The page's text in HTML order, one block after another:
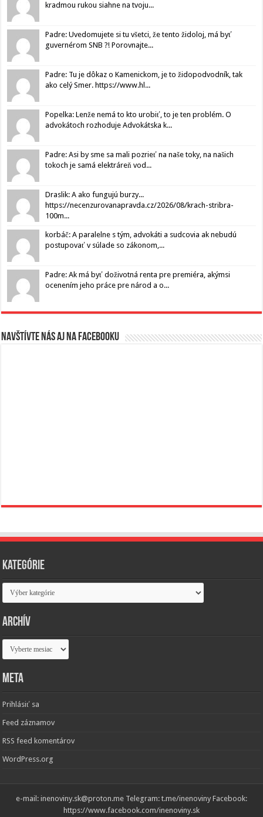
kradmou rukou siahne na tvoju...
Padre: Uvedomujete si tu všetci, že tento židoloj, má byť
guvernérom SNB ?! Porovnajte...
Padre: Tu je dôkaz o Kamenickom, je to židopodvodník, tak
ako celý Smer. https://www.hl...
Popelka: Lenže nemá to kto urobiť, to je ten problém. O
advokátoch rozhoduje Advokátska k...
Padre: Asi by sme sa mali pozrieť na naše toky, na našich
tokoch je samá elektráreň vod...
Draslik: A ako fungujú burzy...
https://necenzurovanapravda.cz/2026/08/krach-stribra-
100m...
korbáč: A paralelne s tým, advokáti a sudcovia ak nebudú
postupovať v súlade so zákonom,...
Padre: Ak má byť doživotná renta pre premiéra, akýmsi
ocenením jeho práce pre národ a o...
Navštívte nás aj na Facebooku
Kategórie
Kategórie
Archív
Archív
Meta
Prihlásiť sa
Feed záznamov
RSS feed komentárov
WordPress.org
e-mail: inenoviny.sk@proton.me Telegram: t.me/inenoviny Facebook:
https://www.facebook.com/inenoviny.sk